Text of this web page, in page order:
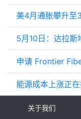
美4月通胀攀升至
5月10日：达拉斯
申请 Frontier
能源成本上涨正
关于我们